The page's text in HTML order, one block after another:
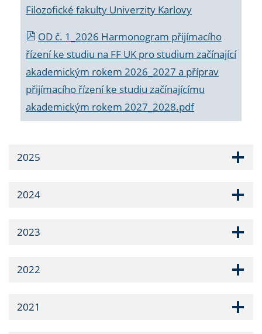
Filozofické fakulty Univerzity Karlovy
OD č. 1_2026 Harmonogram přijímacího
řízení ke studiu na FF UK pro studium začínající
akademickým rokem 2026_2027 a příprav
přijímacího řízení ke studiu začínajícímu
akademickým rokem 2027_2028.pdf
2025
2024
2023
2022
2021